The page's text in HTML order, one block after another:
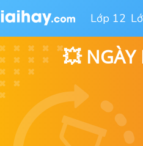
Lớp 12
💥 NGÀY
- Chủ đề 18: Các bài
số.
3
tập cuối năm
- Tài liệu Dạy-